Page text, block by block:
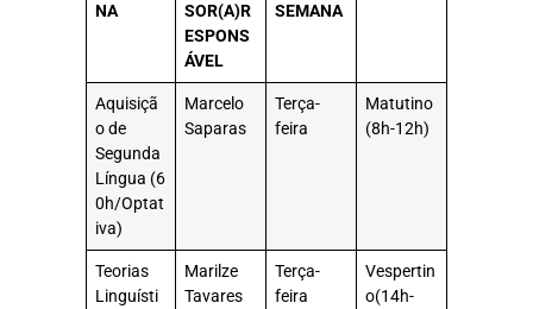
NA
SOR(A)R
ESPONS
ÁVEL
SEMANA
Aquisiçã
o de
Segunda
Língua (6
0h/Optat
iva)
Marcelo
Saparas
Terça-
feira
Matutino
(8h-12h)
Teorias
Linguísti
Marilze
Tavares
Terça-
feira
Vespertin
o(14h-